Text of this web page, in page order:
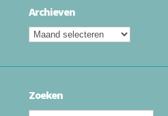
Archieven
Zoeken